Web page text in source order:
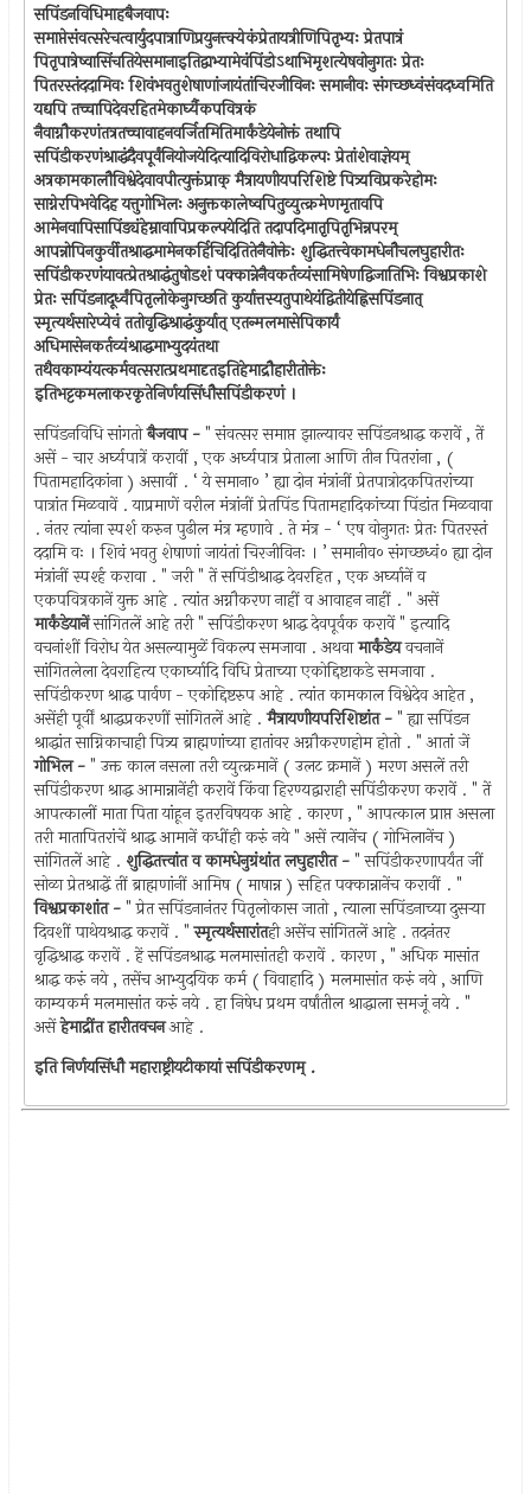
सपिंडनविधिमाहबैजवापः
समाप्तेसंवत्सरेचत्वार्युदपात्राणिप्रयुनत्त्क्येकंप्रेतायत्रीणिपितृभ्यः प्रेतपात्रं
पितृपात्रेष्वासिंचतियेसमानाइतिद्वाभ्यामेवंपिंडोऽथाभिमृशत्येषवोनुगतः प्रेतः
पितरस्तंददामिवः शिवंभवतुशेषाणांजायंतांचिरजीविनः समानीवः संगच्छध्वंसंवदध्वमिति
यद्यपि तच्चापिदेवरहितमेकार्घ्यैकपवित्रकं
नैवाग्नौकरणंतत्रतच्चावाहनवर्जितमितिमार्कंडेयेनोक्तं तथापि
सपिंडीकरणंश्राद्धंदैवपूर्वंनियोजयेदित्यादिविरोधाद्विकल्पः प्रेतांशेवाज्ञेयम्
अत्रकामकालौविश्वेदेवावपीत्युक्तंप्राक् मैत्रायणीयपरिशिष्टे पित्र्यविप्रकरेहोमः
साग्नेरपिभवेदिह यत्तुगोभिलः अनुक्तकालेष्वपितुव्युत्क्रमेणमृतावपि
आमेनवापिसापिंड्यंहेम्नावापिप्रकल्पयेदिति तदापदिमातृपितृभिन्नपरम्
आपन्नोपिनकुर्वीतश्राद्धमामेनकर्हिचिदितितेनैवोक्तेः शुद्धितत्त्वेकामधेनौचलघुहारीतः
सपिंडीकरणंयावत्प्रेतश्राद्धंतुषोडशं पक्कान्नेनैवकर्तव्यंसामिषेणद्विजातिभिः विश्वप्रकाशे
प्रेतः सपिंडनादूर्ध्वंपितृलोकेनुगच्छति कुर्यात्तस्यतुपाथेयंद्वितीयेह्निसपिंडनात्
स्मृत्यर्थसारेप्येवं ततोवृद्धिश्राद्धंकुर्यात् एतन्मलमासेपिकार्यं
अधिमासेनकर्तव्यंश्राद्धमाभ्युदयंतथा
तथैवकाम्यंयत्कर्मवत्सरात्प्रथमादृतइतिहेमाद्रौहारीतोक्तेः
इतिभट्टकमलाकरकृतेनिर्णयसिंधौसपिंडीकरणं ।
सपिंडनविधि सांगतोबैजवाप -" संवत्सर समाप्त झाल्यावर सपिंडनश्राद्ध करावें , तें
असें - चार अर्घ्यपात्रें करावीं , एक अर्घ्यपात्र प्रेताला आणि तीन पितरांना , (
पितामहादिकांना ) असावीं . ‘ ये समाना० ’ ह्या दोन मंत्रांनीं प्रेतपात्रोदकपितरांच्या
पात्रांत मिळवावें . याप्रमाणें वरील मंत्रांनीं प्रेतपिंड पितामहादिकांच्या पिंडांत मिळवावा
. नंतर त्यांना स्पर्श करुन पुढील मंत्र म्हणावे . ते मंत्र - ‘ एष वोनुगतः प्रेतः पितरस्तं
ददामि वः । शिवं भवतु शेषाणां जायंतां चिरजीविनः । ’ समानीव० संगच्छध्वं० ह्या दोन
मंत्रांनीं स्पर्श्ह करावा . " जरी " तें सपिंडीश्राद्ध देवरहित , एक अर्घ्यानें व
एकपवित्रकानें युक्त आहे . त्यांत अग्नौकरण नाहीं व आवाहन नाहीं . " असें
मार्कंडेयानेंसांगितलें आहे तरी " सपिंडीकरण श्राद्ध देवपूर्वक करावें " इत्यादि
वचनांशीं विरोध येत असल्यामुळें विकल्प समजावा . अथवामार्कंडेयवचनानें
सांगितलेला देवराहित्य एकार्घ्यादि विधि प्रेताच्या एकोद्दिष्टाकडे समजावा .
सपिंडीकरण श्राद्ध पार्वण - एकोद्दिष्टरुप आहे . त्यांत कामकाल विश्वेदेव आहेत ,
असेंही पूर्वीं श्राद्धप्रकरणीं सांगितलें आहे .मैत्रायणीयपरिशिष्टांत -" ह्या सपिंडन
श्राद्धांत साग्निकाचाही पित्र्य ब्राह्मणांच्या हातांवर अग्नौकरणहोम होतो . " आतां जें
गोभिल -" उक्त काल नसला तरी व्युत्क्रमानें ( उलट क्रमानें ) मरण असलें तरी
सपिंडीकरण श्राद्ध आमान्नानेंही करावें किंवा हिरण्यद्वाराही सपिंडीकरण करावें . " तें
आपत्कालीं माता पिता यांहून इतरविषयक आहे . कारण , " आपत्काल प्राप्त असला
तरी मातापितरांचें श्राद्ध आमानें कधींही करुं नये " असें त्यानेंच ( गोभिलानेंच )
सांगितलें आहे . शुद्धितत्त्वांत व कामधेनुग्रंथांत लघुहारीत -" सपिंडीकरणापर्यंत जीं
सोळा प्रेतश्राद्धें तीं ब्राह्मणांनीं आमिष ( माषान्न ) सहित पक्कान्नानेंच करावीं . "
विश्वप्रकाशांत -" प्रेत सपिंडनानंतर पितृलोकास जातो , त्याला सपिंडनाच्या दुसर्‍या
दिवशीं पाथेयश्राद्ध करावें . "स्मृत्यर्थसारांतही असेंच सांगितलें आहे . तदनंतर
वृद्धिश्राद्ध करावें . हें सपिंडनश्राद्ध मलमासांतही करावें . कारण , " अधिक मासांत
श्राद्ध करुं नये , तसेंच आभ्युदयिक कर्म ( विवाहादि ) मलमासांत करुं नये , आणि
काम्यकर्म मलमासांत करुं नये . हा निषेध प्रथम वर्षांतील श्राद्धाला समजूं नये . "
असेंहेमाद्रींत हारीतवचनआहे .
इति निर्णयसिंधौ महाराष्ट्रीयटीकायां सपिंडीकरणम् .